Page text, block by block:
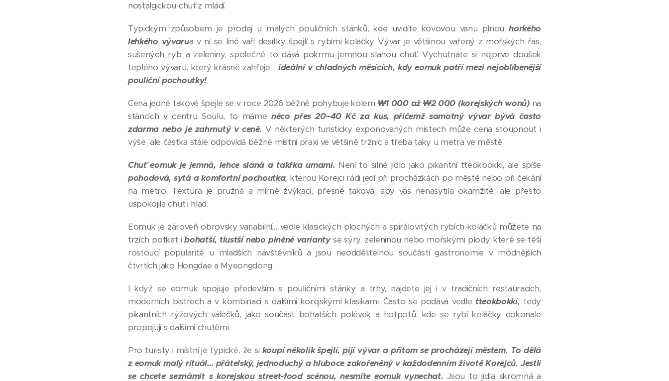
nostalgickou chuť z mládí.
Typickým způsobem je prodej u malých pouličních stánků, kde uvidíte kovovou vanu plnouhorkého
lehkého vývarua v ní se líně vaří desítky špejlí s rybími koláčky. Vývar je většinou vařený z mořských řas,
sušených ryb a zeleniny, společně to dává pokrmu jemnou slanou chuť. Vychutnáte si nejprve doušek
teplého vývaru, který krásně zahřeje…ideální v chladných měsících, kdy eomuk patří mezi nejoblíbenější
pouliční pochoutky!
Cena jedné takové špejle se v roce 2026 běžně pohybuje kolem₩1 000 až ₩2 000 (korejských wonů)na
stáncích v centru Soulu, to máme něco přes 20–40 Kč za kus, přičemž samotný vývar bývá často
zdarma nebo je zahrnutý v ceně. V některých turisticky exponovaných místech může cena stoupnout i
výše, ale částka stále odpovídá běžné místní praxi ve většině tržnic a třeba taky u metra ve městě.
Chuť eomuk je jemná, lehce slaná a takřka umami. Není to silné jídlo jako pikantní tteokbokki, ale spíše
pohodová, sytá a komfortní pochoutka, kterou Korejci rádi jedí při procházkách po městě nebo při čekání
na metro. Textura je pružná a mírně žvýkací, přesně taková, aby vás nenasytila okamžitě, ale přesto
uspokojila chuť i hlad.
Eomuk je zároveň obrovsky variabilní… vedle klasických plochých a spirálovitých rybích koláčků můžete na
trzích potkat ibohatší, tlustší nebo plněné variantyse sýry, zeleninou nebo mořskými plody, které se těší
rostoucí popularitě u mladších návštěvníků a jsou neoddělitelnou součástí gastronomie v módnějších
čtvrtích jako Hongdae a Myeongdong.
I když se eomuk spojuje především s pouličními stánky a trhy, najdete jej i v tradičních restauracích,
moderních bistrech a v kombinaci s dalšími korejskými klasikami. Často se podává vedle tteokbokki, tedy
pikantních rýžových válečků, jako součást bohatších polévek a hotpotů, kde se rybí koláčky dokonale
propojují s dalšími chutěmi.
Pro turisty i místní je typické, že si koupí několik špejlí, pijí vývar a přitom se procházejí městem. To dělá
z eomuk malý rituál… přátelský, jednoduchý a hluboce zakořeněný v každodenním životě Korejců. Jestli
se chcete seznámit s korejskou street-food scénou, nesmíte eomuk vynechat.Jsou to jídla skromná a